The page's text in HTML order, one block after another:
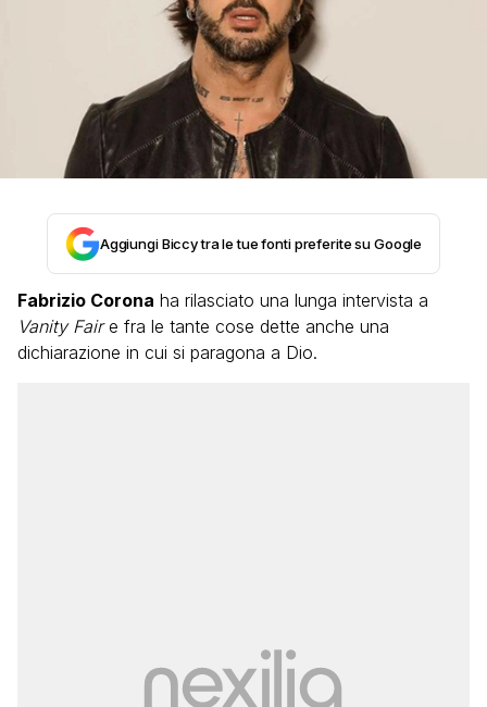
Aggiungi Biccy tra le tue fonti preferite su Google
Fabrizio Corona ha rilasciato una lunga intervista a
Vanity Faire fra le tante cose dette anche una
dichiarazione in cui si paragona a Dio.